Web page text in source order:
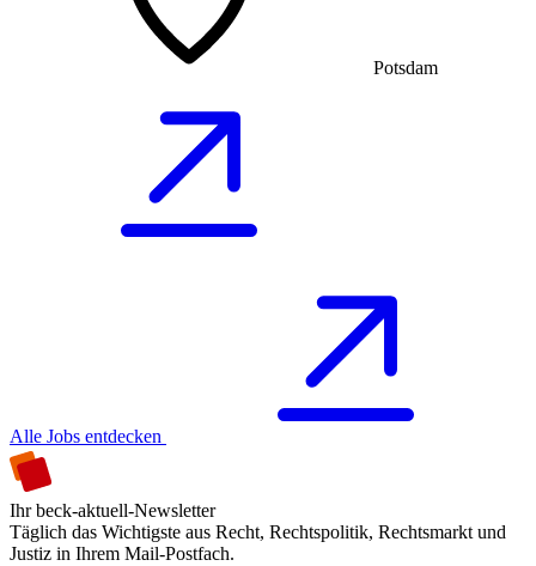
Potsdam
Alle Jobs entdecken
Ihr beck-aktuell-Newsletter
Täglich das Wichtigste aus Recht, Rechtspolitik, Rechtsmarkt und
Justiz in Ihrem Mail-Postfach.